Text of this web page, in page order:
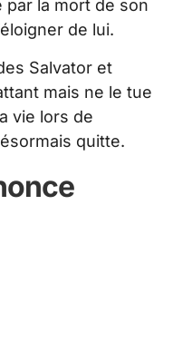
la mort de son
de lui.
Salvator et
mais ne le tue
vie lors de
quitte.